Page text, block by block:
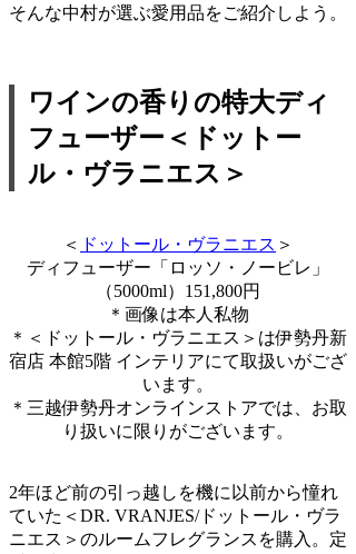
そんな中村が選ぶ愛用品をご紹介しよう。
ワインの香りの特大ディ
フューザー＜ドットー
ル・ヴラニエス＞
＜ ドットール・ヴラニエス ＞
ディフューザー「ロッソ・ノービレ」
（5000ml）151,800円
＊画像は本人私物
＊＜ドットール・ヴラニエス＞は伊勢丹新
宿店 本館5階 インテリアにて取扱いがござ
います。
＊三越伊勢丹オンラインストアでは、お取
り扱いに限りがございます。
2年ほど前の引っ越しを機に以前から憧れ
ていた＜DR. VRANJES/ドットール・ヴラ
ニエス＞のルームフレグランスを購入。定